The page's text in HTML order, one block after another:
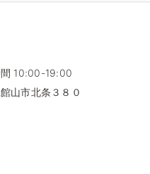
10:00-19:00
山市北条３８０